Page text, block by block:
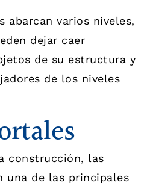
abarcan varios niveles,
dejar caer
de su estructura y
de los niveles
construcción, las
una de las principales